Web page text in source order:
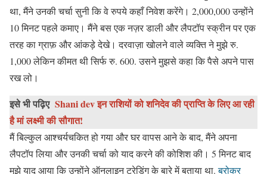
था, मैंने उनकी चर्चा सुनी कि वे रुपये कहाँ निवेश करेंगे। 2,000,000 उन्होंने
10 मिनट पहले कमाए। मैंने बस एक नज़र डाली और लैपटॉप स्क्रीन पर एक
तरह का ग्राफ़ और आंकड़े देखे। दरवाज़ा खोलने वाले व्यक्ति ने मुझे रु.
1,000 लेकिन कीमत थी सिर्फ रु. 600. उसने मुझसे कहा कि पैसे अपने पास
रख लो।
इसे भी पढ़िए Shani dev इन राशियों को शनिदेव की प्राप्ति के लिए आ रही
है मां लक्ष्मी की सौगात!
मैं बिल्कुल आश्चर्यचकित हो गया और घर वापस आने के बाद, मैंने अपना
लैपटॉप लिया और उनकी चर्चा को याद करने की कोशिश की। 5 मिनट बाद
मुझे याद आया कि उन्होंने ऑनलाइन ट्रेडिंग के बारे में बताया था.ब्रोकर